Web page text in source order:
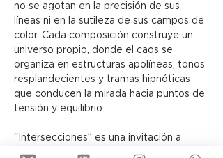
no se agotan en la precisión de sus
líneas ni en la sutileza de sus campos de
color. Cada composición construye un
universo propio, donde el caos se
organiza en estructuras apolíneas, tonos
resplandecientes y tramas hipnóticas
que conducen la mirada hacia puntos de
tensión y equilibrio.
“Intersecciones” es una invitación a
contemplar cómo, a través del lenguaje